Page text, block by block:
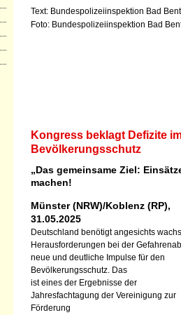
Text: Bundespolizeiinspektion Bad
Foto: Bundespolizeiinspektion Bad
Kongress beklagt Defizite
Bevölkerungsschutz
„Das gemeinsame Ziel:
machen!
Münster (NRW)/Koblenz (RP),
31.05.2025
Deutschland benötigt angesichts
Herausforderungen bei der
neue und deutliche Impulse für den
Bevölkerungsschutz. Das
ist eines der Ergebnisse der
Jahresfachtagung der Vereinigung zur
Förderung